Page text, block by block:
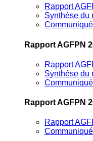
Rapport
Synthèse du
Rapport AGFPN
Rapport
Synthèse du
Rapport AGFPN
Rapport